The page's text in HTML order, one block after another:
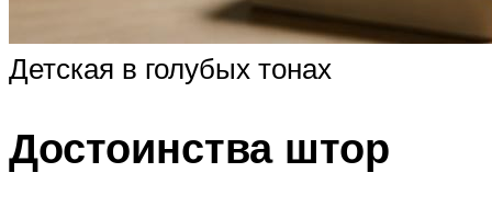
Детская в голубых тонах
Достоинства штор